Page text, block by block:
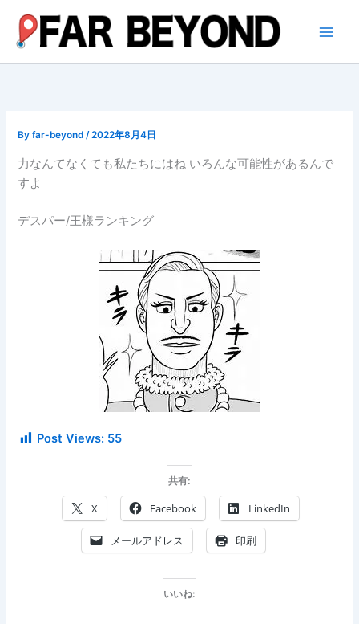
ス
Byfar-beyond/2022年8月4日
力なんてなくても私たちにはね いろんな可能性があるんで
すよ
デスパー/王様ランキング
Post Views: 55
共有:
X Facebook LinkedIn
メールアドレス 印刷
いいね: